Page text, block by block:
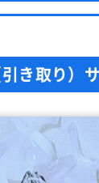
き取り）